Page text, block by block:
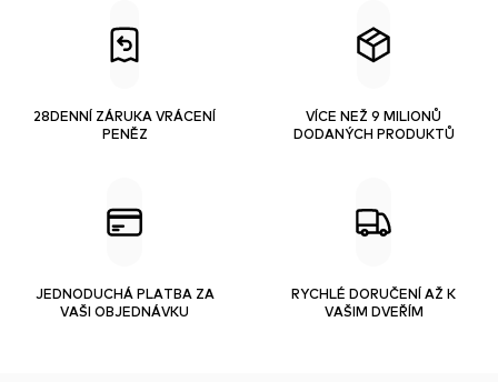
28DENNÍ ZÁRUKA VRÁCENÍ
PENĚZ
VÍCE NEŽ 9 MILIONŮ
DODANÝCH PRODUKTŮ
JEDNODUCHÁ PLATBA ZA
VAŠI OBJEDNÁVKU
RYCHLÉ DORUČENÍ AŽ K
VAŠIM DVEŘÍM